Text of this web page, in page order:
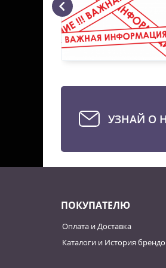
УЗНАЙ О
ПОКУПАТЕЛЮ
Оплата и Доставка
Каталоги и История